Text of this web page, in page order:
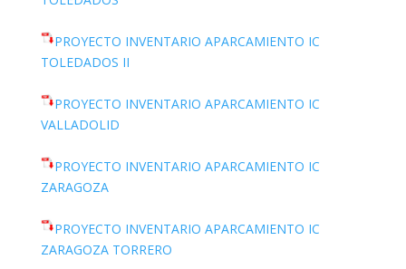
PROYECTO INVENTARIO APARCAMIENTO IC
TOLEDADOS II
PROYECTO INVENTARIO APARCAMIENTO IC
VALLADOLID
PROYECTO INVENTARIO APARCAMIENTO IC
ZARAGOZA
PROYECTO INVENTARIO APARCAMIENTO IC
ZARAGOZA TORRERO